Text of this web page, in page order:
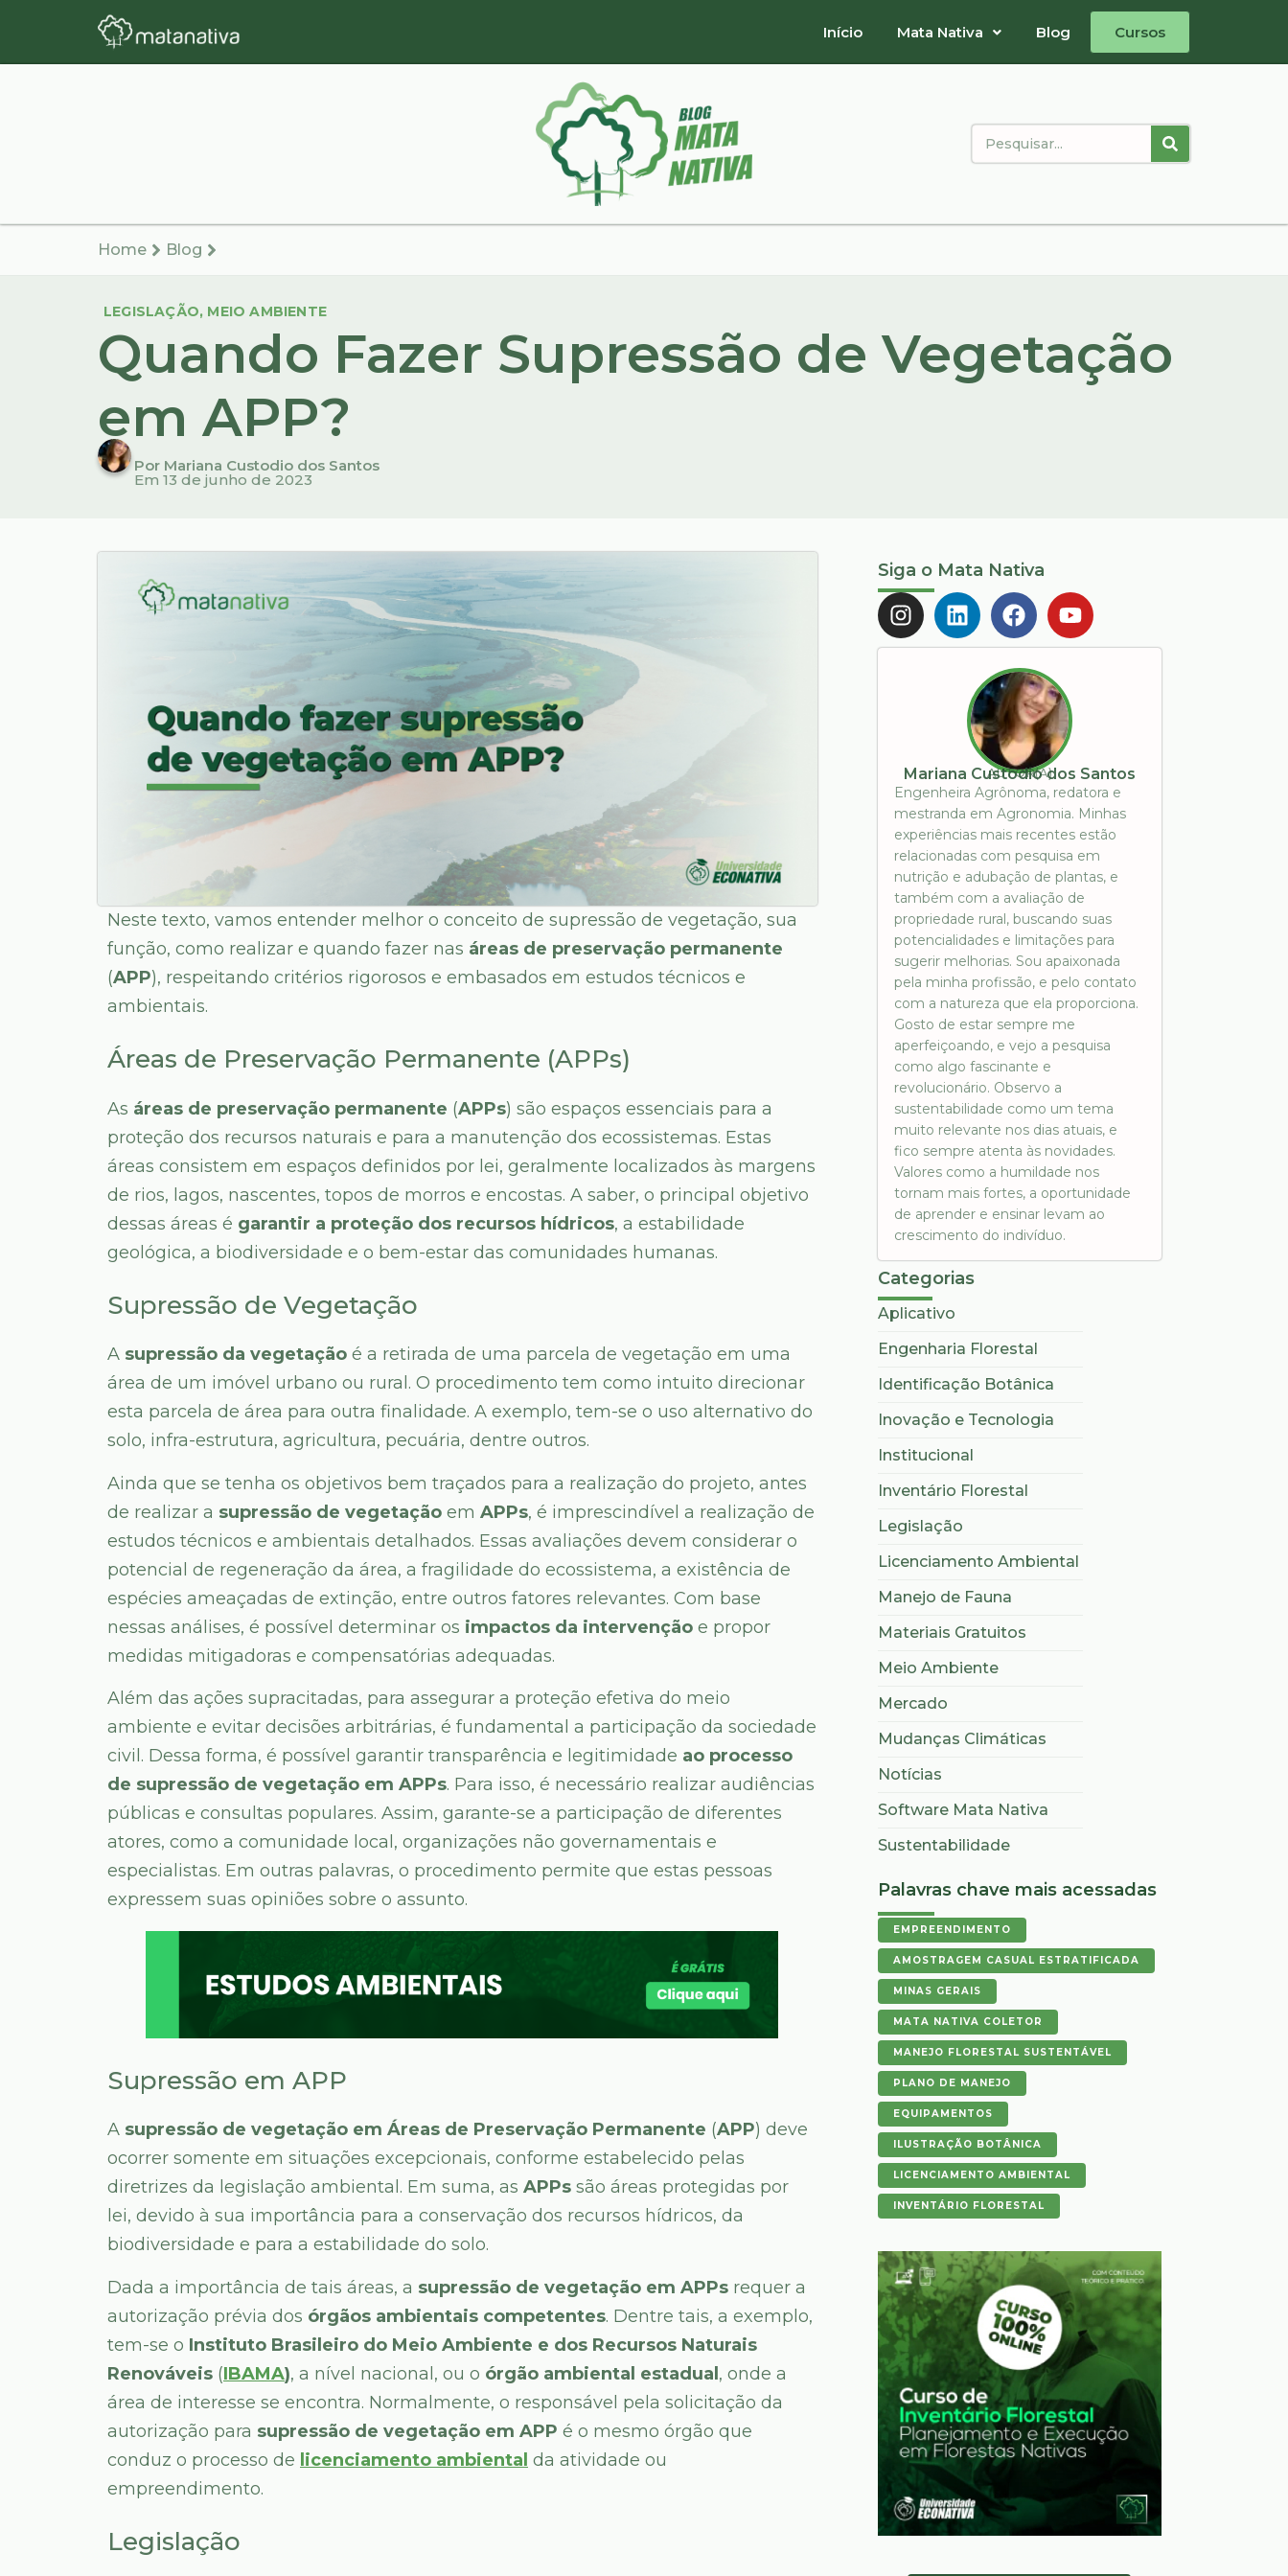
Início Mata Nativa Blog Cursos
Home Blog
LEGISLAÇÃO, MEIO AMBIENTE
Quando Fazer Supressão de Vegetação
em APP?
Por Mariana Custodio dos Santos
Em 13 de junho de 2023
Neste texto, vamos entender melhor o conceito de supressão de vegetação, sua
função, como realizar e quando fazer nas áreas de preservação permanente
(APP), respeitando critérios rigorosos e embasados em estudos técnicos e
ambientais.
Áreas de Preservação Permanente (APPs)
As áreas de preservação permanente (APPs) são espaços essenciais para a
proteção dos recursos naturais e para a manutenção dos ecossistemas. Estas
áreas consistem em espaços definidos por lei, geralmente localizados às margens
de rios, lagos, nascentes, topos de morros e encostas. A saber, o principal objetivo
dessas áreas é garantir a proteção dos recursos hídricos, a estabilidade
geológica, a biodiversidade e o bem-estar das comunidades humanas.
Supressão de Vegetação
A supressão da vegetação é a retirada de uma parcela de vegetação em uma
área de um imóvel urbano ou rural. O procedimento tem como intuito direcionar
esta parcela de área para outra finalidade. A exemplo, tem-se o uso alternativo do
solo, infra-estrutura, agricultura, pecuária, dentre outros.
Ainda que se tenha os objetivos bem traçados para a realização do projeto, antes
de realizar a supressão de vegetação em APPs, é imprescindível a realização de
estudos técnicos e ambientais detalhados. Essas avaliações devem considerar o
potencial de regeneração da área, a fragilidade do ecossistema, a existência de
espécies ameaçadas de extinção, entre outros fatores relevantes. Com base
nessas análises, é possível determinar os impactos da intervenção e propor
medidas mitigadoras e compensatórias adequadas.
Além das ações supracitadas, para assegurar a proteção efetiva do meio
ambiente e evitar decisões arbitrárias, é fundamental a participação da sociedade
civil. Dessa forma, é possível garantir transparência e legitimidade ao processo
de supressão de vegetação em APPs. Para isso, é necessário realizar audiências
públicas e consultas populares. Assim, garante-se a participação de diferentes
atores, como a comunidade local, organizações não governamentais e
especialistas. Em outras palavras, o procedimento permite que estas pessoas
expressem suas opiniões sobre o assunto.
Supressão em APP
A supressão de vegetação em Áreas de Preservação Permanente (APP) deve
ocorrer somente em situações excepcionais, conforme estabelecido pelas
diretrizes da legislação ambiental. Em suma, as APPs são áreas protegidas por
lei, devido à sua importância para a conservação dos recursos hídricos, da
biodiversidade e para a estabilidade do solo.
Dada a importância de tais áreas, a supressão de vegetação em APPs requer a
autorização prévia dos órgãos ambientais competentes. Dentre tais, a exemplo,
tem-se o Instituto Brasileiro do Meio Ambiente e dos Recursos Naturais
Renováveis (IBAMA), a nível nacional, ou o órgão ambiental estadual , onde a
área de interesse se encontra. Normalmente, o responsável pela solicitação da
autorização para supressão de vegetação em APP é o mesmo órgão que
conduz o processo de licenciamento ambiental da atividade ou
empreendimento.
Legislação
Siga o Mata Nativa
AUTOR(A)
Mariana Custodio dos Santos
Engenheira Agrônoma, redatora e
mestranda em Agronomia. Minhas
experiências mais recentes estão
relacionadas com pesquisa em
nutrição e adubação de plantas, e
também com a avaliação de
propriedade rural, buscando suas
potencialidades e limitações para
sugerir melhorias. Sou apaixonada
pela minha profissão, e pelo contato
com a natureza que ela proporciona.
Gosto de estar sempre me
aperfeiçoando, e vejo a pesquisa
como algo fascinante e
revolucionário. Observo a
sustentabilidade como um tema
muito relevante nos dias atuais, e
fico sempre atenta às novidades.
Valores como a humildade nos
tornam mais fortes, a oportunidade
de aprender e ensinar levam ao
crescimento do indivíduo.
Categorias
Aplicativo
Engenharia Florestal
Identificação Botânica
Inovação e Tecnologia
Institucional
Inventário Florestal
Legislação
Licenciamento Ambiental
Manejo de Fauna
Materiais Gratuitos
Meio Ambiente
Mercado
Mudanças Climáticas
Notícias
Software Mata Nativa
Sustentabilidade
Palavras chave mais acessadas
EMPREENDIMENTO
AMOSTRAGEM CASUAL ESTRATIFICADA
MINAS GERAIS
MATA NATIVA COLETOR
MANEJO FLORESTAL SUSTENTÁVEL
PLANO DE MANEJO
EQUIPAMENTOS
ILUSTRAÇÃO BOTÂNICA
LICENCIAMENTO AMBIENTAL
INVENTÁRIO FLORESTAL